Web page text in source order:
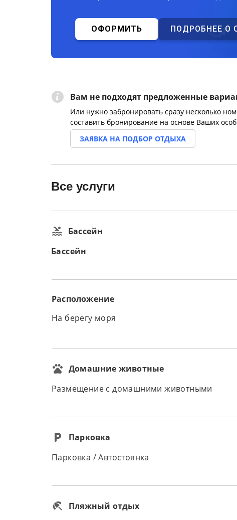
ОФОРМИТЬ ПОДРОБНЕЕ О
Вам не подходят предложенные
Или нужно забронировать сразу несколько
составить бронирование на основе Ваших
ЗАЯВКА НА ПОДБОР ОТДЫХА
Все услуги
Бассейн
Бассейн
Расположение
На берегу моря
Домашние животные
Размещение с домашними животными
Парковка
Парковка / Автостоянка
Пляжный отдых